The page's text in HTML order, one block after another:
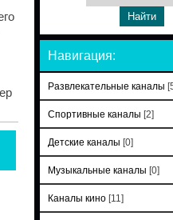
Навигация:
Развлекательные каналы
Спортивные каналы [2]
Детские каналы [0]
Музыкальные каналы [0]
Каналы кино [11]